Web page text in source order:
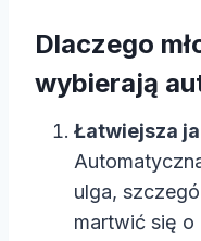
Dlaczego
wybierają
Łatwiejsza
ulga,
martwić się o